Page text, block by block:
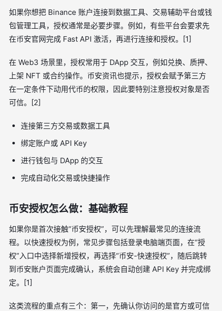
如果你想把 Binance 账户连接到数据工具、交易辅助平台或钱
包管理工具，授权通常是必要步骤。例如，有些平台会要求先
在币安官网完成 Fast API 激活，再进行连接和授权。[1]
在 Web3 场景里，授权常用于 DApp 交互，例如兑换、质押、
上架 NFT 或合约操作。币安资讯也提示，授权会赋予第三方
在一定条件下动用代币的权限，因此要特别注意授权对象是否
可信。[2]
连接第三方交易或数据工具
绑定账户或 API Key
进行钱包与 DApp 的交互
完成自动化交易或快捷操作
币安授权怎么做：基础教程
如果你是首次接触“币安授权”，可以先理解最常见的连接流
程。以快速授权为例，常见步骤包括登录电脑端页面，在“授
权”入口中选择新增授权，再选择“币安-快速授权”，随后跳转
到币安账户页面完成确认，系统会自动创建 API Key 并完成绑
定。[1]
这类流程的重点有三个：第一，先确认你访问的是官方或可信